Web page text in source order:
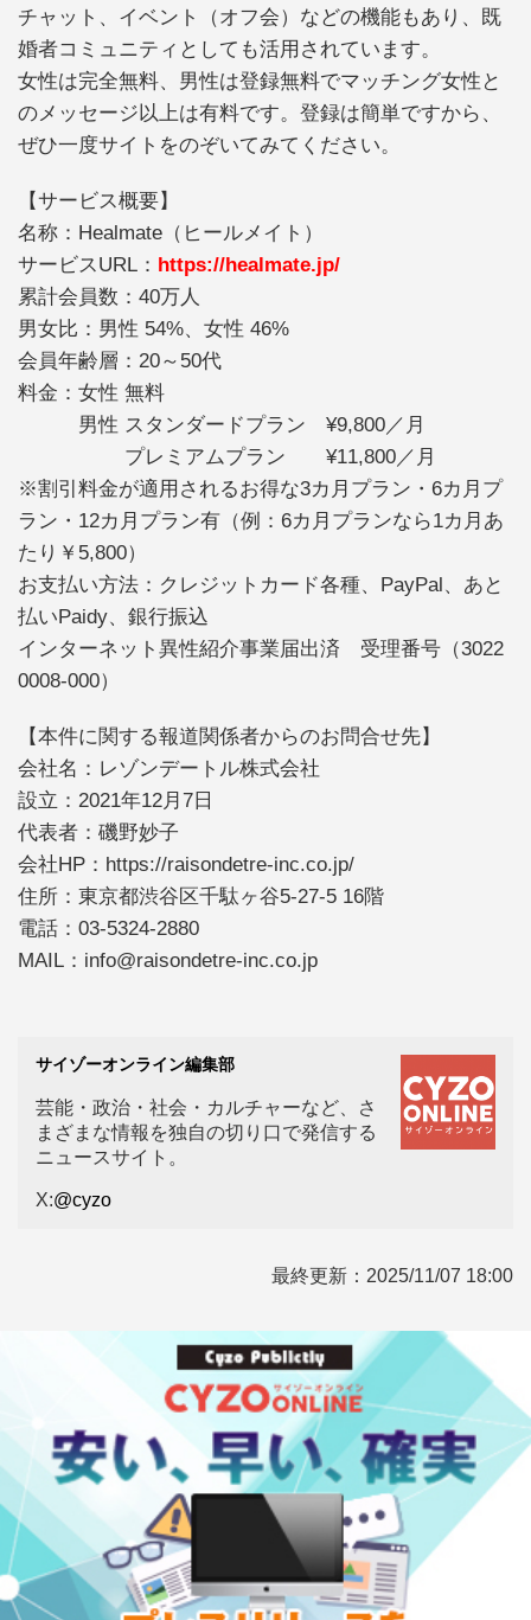
チャット、イベント（オフ会）などの機能もあり、既
婚者コミュニティとしても活用されています。
女性は完全無料、男性は登録無料でマッチング女性と
のメッセージ以上は有料です。登録は簡単ですから、
ぜひ一度サイトをのぞいてみてください。
【サービス概要】
名称：Healmate（ヒールメイト）
サービスURL： https://healmate.jp/
累計会員数：40万人
男女比：男性 54%、女性 46%
会員年齢層：20～50代
料金：女性 無料
男性 スタンダードプラン ¥9,800／月
プレミアムプラン ¥11,800／月
※割引料金が適用されるお得な3カ月プラン・6カ月プ
ラン・12カ月プラン有（例：6カ月プランなら1カ月あ
たり￥5,800）
お支払い方法：クレジットカード各種、PayPal、あと
払いPaidy、銀行振込
インターネット異性紹介事業届出済 受理番号（3022
0008-000）
【本件に関する報道関係者からのお問合せ先】
会社名：レゾンデートル株式会社
設立：2021年12月7日
代表者：磯野妙子
会社HP：https://raisondetre-inc.co.jp/
住所：東京都渋谷区千駄ヶ谷5-27-5 16階
電話：03-5324-2880
MAIL：info@raisondetre-inc.co.jp
サイゾーオンライン編集部
芸能・政治・社会・カルチャーなど、さ
まざまな情報を独自の切り口で発信する
ニュースサイト。
X:@cyzo
最終更新： 2025/11/07 18:00